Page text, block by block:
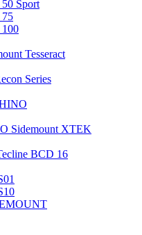
Sport
Tesseract
Series
Sidemount XTEK
BCD 16